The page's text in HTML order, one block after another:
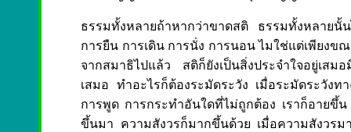
ธรรมทั้งหลายถ้าหากว่าขาดสติ ธรรมทั้งหลาย
การยืน การเดิน การนั่ง การนอน ไมใช่แต่เพียงข
จากสมาธิไปแล้ว สติก็ยังเป็นสิ่งประจำใจอยู่เสม
เสมอ ทำอะไรก็ต้องระมัดระวัง เมื่อระมัดระวัง
การพูด การกระทำอันใดที่ไม่ถูกต้อง เราก็อายขึ้
ขึ้นมา ความสังวรก็มากขึ้นด้วย เมื่อความสังวร